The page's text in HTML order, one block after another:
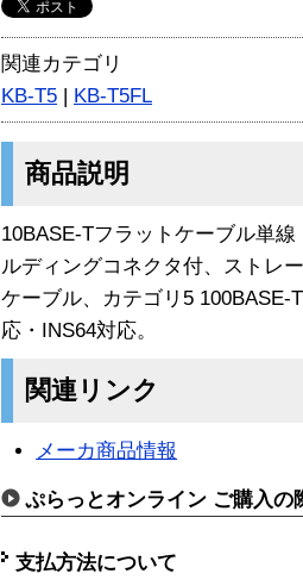
関連カテゴリ
KB-T5 | KB-T5FL
商品説明
10BASE-Tフラットケーブル単
ルディングコネクタ付、ストレ
ケーブル、カテゴリ5 100BASE-
応・INS64対応。
関連リンク
メーカ商品情報
ぷらっとオンライン ご購入の
支払方法について